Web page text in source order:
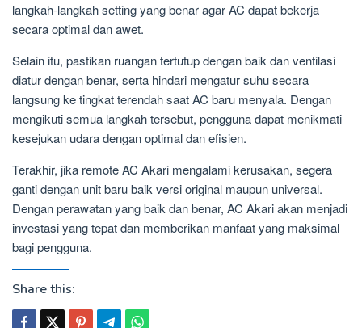
langkah-langkah setting yang benar agar AC dapat bekerja
secara optimal dan awet.
Selain itu, pastikan ruangan tertutup dengan baik dan ventilasi
diatur dengan benar, serta hindari mengatur suhu secara
langsung ke tingkat terendah saat AC baru menyala. Dengan
mengikuti semua langkah tersebut, pengguna dapat menikmati
kesejukan udara dengan optimal dan efisien.
Terakhir, jika remote AC Akari mengalami kerusakan, segera
ganti dengan unit baru baik versi original maupun universal.
Dengan perawatan yang baik dan benar, AC Akari akan menjadi
investasi yang tepat dan memberikan manfaat yang maksimal
bagi pengguna.
Share this: